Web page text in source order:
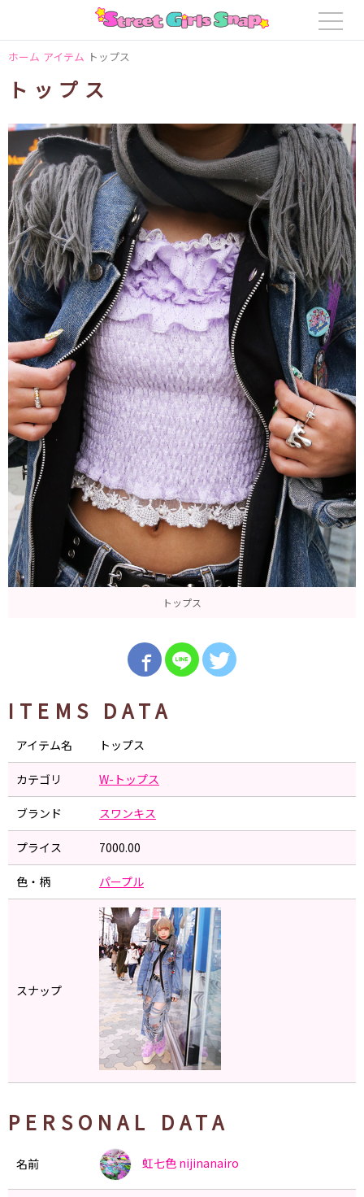
ホーム アイテム トップス
トップス
トップス
ITEMS DATA
アイテム名 トップス
カテゴリ W-トップス
ブランド スワンキス
プライス 7000.00
色・柄 パープル
スナップ
PERSONAL DATA
名前 虹七色 nijinanairo